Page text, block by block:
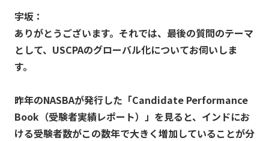
宇坂：
ありがとうございます。それでは、最後の質問のテーマ
として、USCPAのグローバル化についてお伺いしま
す。
昨年のNASBAが発行した「Candidate Performance
Book（受験者実績レポート）」を見ると、インドにお
ける受験者数がこの数年で大きく増加していることが分